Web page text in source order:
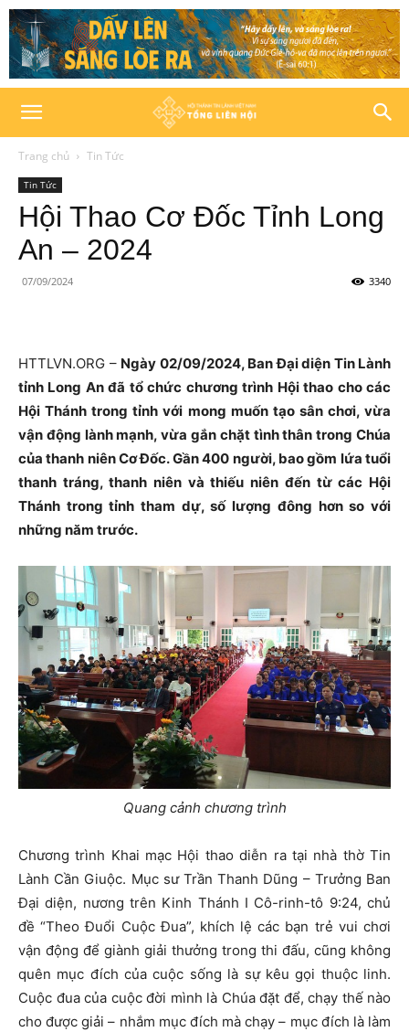
Trang chủ Tin Tức
Tin Tức
Hội Thao Cơ Đốc Tỉnh Long
An – 2024
07/09/2024 3340
HTTLVN.ORG – Ngày 02/09/2024, Ban Đại diện Tin Lành
tỉnh Long An đã tổ chức chương trình Hội thao cho các
Hội Thánh trong tỉnh với mong muốn tạo sân chơi, vừa
vận động lành mạnh, vừa gắn chặt tình thân trong Chúa
của thanh niên Cơ Đốc. Gần 400 người, bao gồm lứa tuổi
thanh tráng, thanh niên và thiếu niên đến từ các Hội
Thánh trong tỉnh tham dự, số lượng đông hơn so với
những năm trước.
Quang cảnh chương trình
Chương trình Khai mạc Hội thao diễn ra tại nhà thờ Tin
Lành Cần Giuộc. Mục sư Trần Thanh Dũng – Trưởng Ban
Đại diện, nương trên Kinh Thánh I Cô-rinh-tô 9:24, chủ
đề “Theo Đuổi Cuộc Đua”, khích lệ các bạn trẻ vui chơi
vận động để giành giải thưởng trong thi đấu, cũng không
quên mục đích của cuộc sống là sự kêu gọi thuộc linh.
Cuộc đua của cuộc đời mình là Chúa đặt để, chạy thế nào
cho được giải – nhắm mục đích mà chạy – mục đích là làm